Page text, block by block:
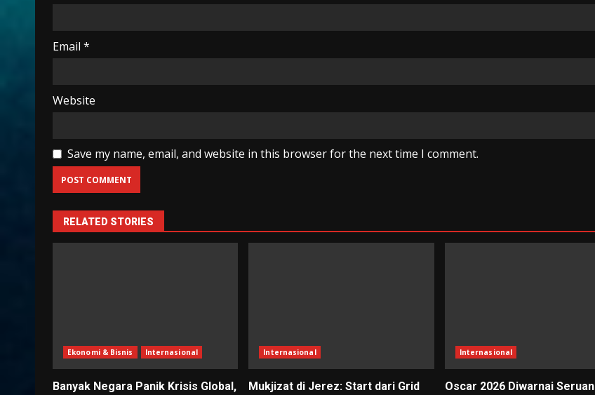
Email *
Website
Save my name, email, and website in this browser for the next time I comment.
RELATED STORIES
Ekonomi & Bisnis Internasional
Banyak Negara Panik Krisis Global,
Internasional
Mukjizat di Jerez: Start dari Grid
Internasional
Oscar 2026 Diwarnai Seruan